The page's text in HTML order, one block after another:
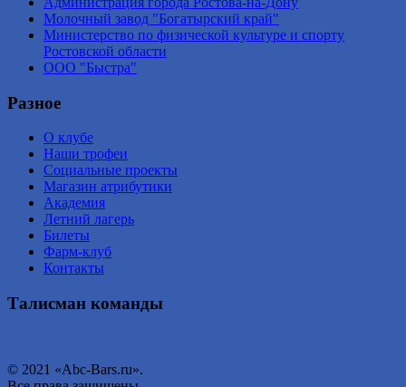
Молочный завод "Богатырский край"
Министерство по физической культуре и спорту
Ростовской области
ООО "Быстра"
Разное
О клубе
Наши трофеи
Социальные проекты
Магазин атрибутики
Академия
Летний лагерь
Билеты
Фарм-клуб
Контакты
Талисман команды
© 2021 «Abc-Bars.ru».